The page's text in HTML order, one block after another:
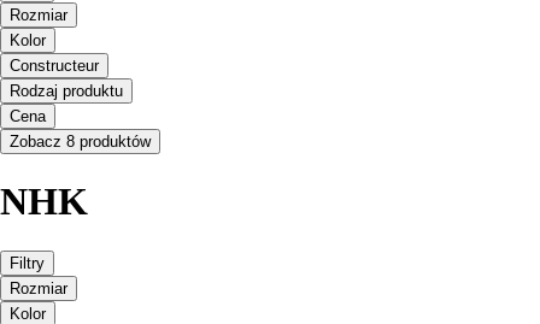
Rozmiar
Kolor
Constructeur
Rodzaj produktu
Cena
Zobacz 8 produktów
NHK
Filtry
Rozmiar
Kolor